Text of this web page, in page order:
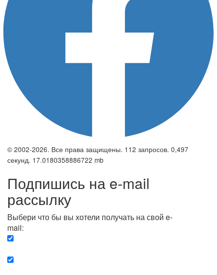
© 2002-2026. Все права защищены. 112 запросов. 0,497
секунд. 17.0180358886722 mb
Подпишись на e-mail
рассылку
Выбери что бы вы хотели получать на свой e-
mail: